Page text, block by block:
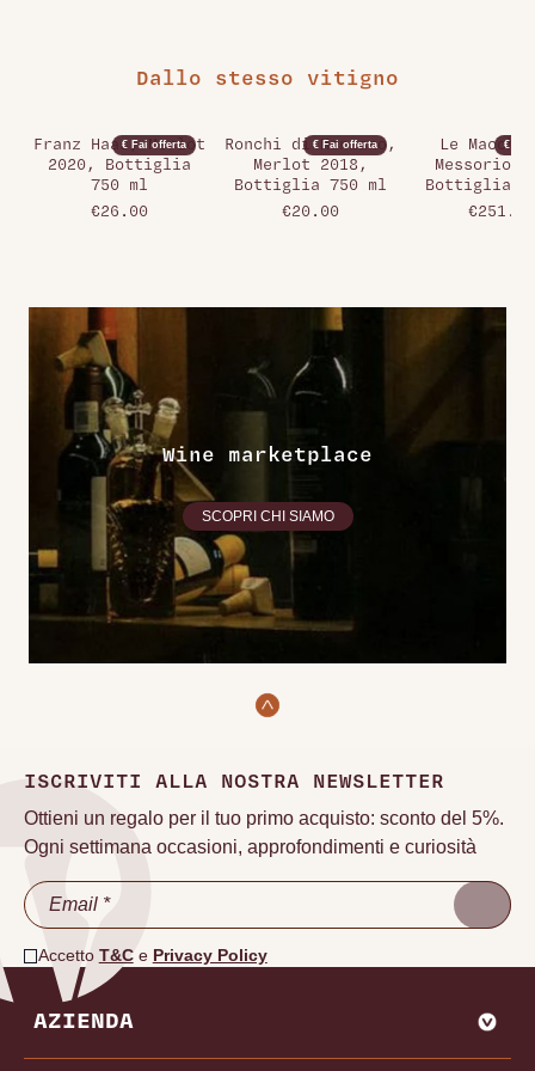
Dallo stesso vitigno
€ Fai offerta
Franz Haas, Merlot
2020, Bottiglia
750 ml
€26.00
€ Fai offerta
Ronchi di Manzano,
Merlot 2018,
Bottiglia 750 ml
€20.00
€ Fai
Le
Messorio
Bottiglia
€251.00
Wine marketplace
SCOPRI CHI SIAMO
ISCRIVITI ALLA NOSTRA NEWSLETTER
Ottieni un regalo per il tuo primo acquisto: sconto del 5%.
Ogni settimana occasioni, approfondimenti e curiosità
Accetto T&Ce Privacy Policy
AZIENDA
CHI SIAMO